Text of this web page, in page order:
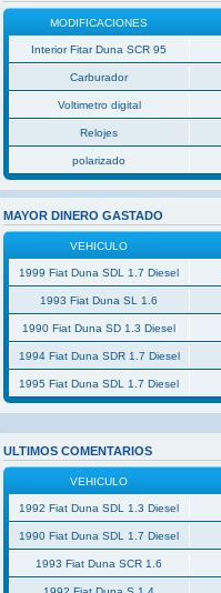
MODIFICACIONES
Interior Fitar Duna SCR 95
Carburador
Voltimetro digital
Relojes
polarizado
MAYOR DINERO GASTADO
VEHICULO
1999 Fiat Duna SDL 1.7 Diesel
1993 Fiat Duna SL 1.6
1990 Fiat Duna SD 1.3 Diesel
1994 Fiat Duna SDR 1.7 Diesel
1995 Fiat Duna SDL 1.7 Diesel
ULTIMOS COMENTARIOS
VEHICULO
1992 Fiat Duna SDL 1.3 Diesel
1990 Fiat Duna SDL 1.7 Diesel
1993 Fiat Duna SCR 1.6